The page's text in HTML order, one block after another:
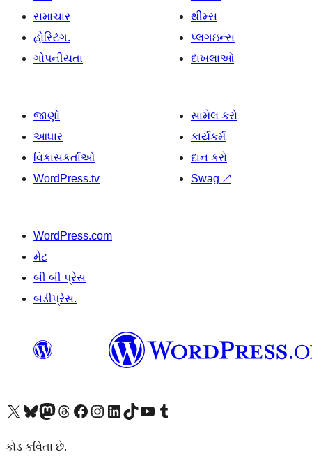
સમાચાર
હોસ્ટિંગ.
ગોપનીયતા
થીમ્સ
પ્લગઇન્સ
દાખલાઓ
જાણો
આધાર
વિકાસકર્તાઓ
WordPress.tv
સામેલ કરો
કાર્યકર્મ
દાન કરો
Swag ↗
WordPress.com
મેટ
બી બી પ્રેસ
બડીપ્રેસ.
અમારા X (અગાઉ ટ્વિટર) એકાઉન્ટની મુલાકાત લોઅમારા Bluesky એકાઉન્ટની મુલાકાત લોઅમારા માસ્ટોડોન એકાઉન્ટની મુલાકાત લોઅમારા Threads એકાઉન્ટની મુલાકાત લો અમારા ફેસબુક પેજની મુલાકાત લોઅમારા ઇન્સ્ટાગ્રામ એકાઉન્ટની મુલાકાત લો અમારા LinkedIn એકાઉન્ટની મુલાકાત લોઅમારા TikTok એકાઉન્ટની મુલાકાત લોઅમારી YouTube ચેનલની મુલાકાત લો અમારા Tumblr એકાઉન્ટની મુલાકાત લો
કોડ કવિતા છે.